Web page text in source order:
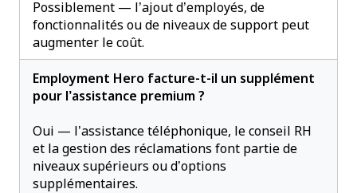
Possiblement — l’ajout d’employés, de
fonctionnalités ou de niveaux de support peut
augmenter le coût.
Employment Hero facture-t-il un supplément
pour l’assistance premium ?
Oui — l’assistance téléphonique, le conseil RH
et la gestion des réclamations font partie de
niveaux supérieurs ou d’options
supplémentaires.